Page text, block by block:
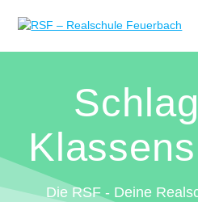
Die RSF - Deine